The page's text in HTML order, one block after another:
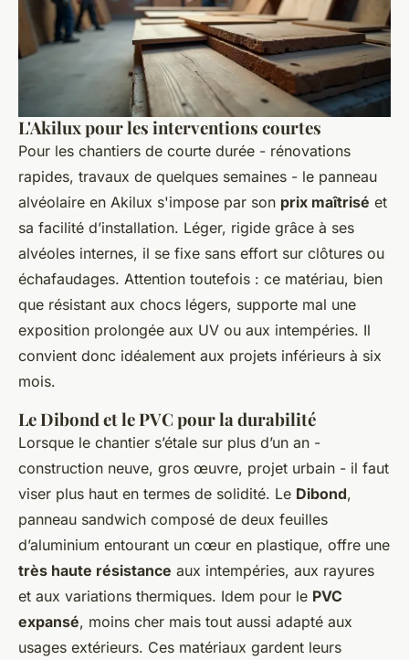
L'Akilux pour les interventions courtes
Pour les chantiers de courte durée - rénovations
rapides, travaux de quelques semaines - le panneau
alvéolaire en Akilux s'impose par son prix maîtrisé et
sa facilité d’installation. Léger, rigide grâce à ses
alvéoles internes, il se fixe sans effort sur clôtures ou
échafaudages. Attention toutefois : ce matériau, bien
que résistant aux chocs légers, supporte mal une
exposition prolongée aux UV ou aux intempéries. Il
convient donc idéalement aux projets inférieurs à six
mois.
Le Dibond et le PVC pour la durabilité
Lorsque le chantier s’étale sur plus d’un an -
construction neuve, gros œuvre, projet urbain - il faut
viser plus haut en termes de solidité. Le Dibond,
panneau sandwich composé de deux feuilles
d’aluminium entourant un cœur en plastique, offre une
très haute résistance aux intempéries, aux rayures
et aux variations thermiques. Idem pour le PVC
expansé, moins cher mais tout aussi adapté aux
usages extérieurs. Ces matériaux gardent leurs